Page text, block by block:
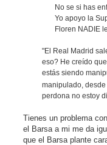
No se si has
Yo apoyo la
Floren NADIE
"El Real Madrid
eso? He creído
estás siendo
manipulado,
perdona no estoy
Tienes un problema
el Barsa a mi me da
que el Barsa plante